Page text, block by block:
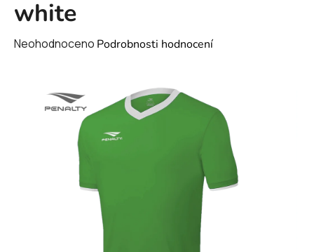
white
Průměrné
Neohodnoceno Podrobnosti hodnocení